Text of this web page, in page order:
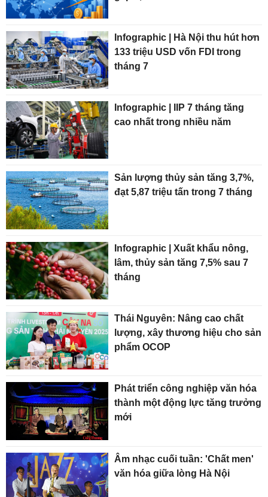
Infographic | Hà Nội thu hút hơn
133 triệu USD vốn FDI trong
tháng 7
Infographic | IIP 7 tháng tăng
cao nhất trong nhiều năm
Sản lượng thủy sản tăng 3,7%,
đạt 5,87 triệu tấn trong 7 tháng
Infographic | Xuất khẩu nông,
lâm, thủy sản tăng 7,5% sau 7
tháng
Thái Nguyên: Nâng cao chất
lượng, xây thương hiệu cho sản
phẩm OCOP
Phát triển công nghiệp văn hóa
thành một động lực tăng trưởng
mới
Âm nhạc cuối tuần: 'Chất men'
văn hóa giữa lòng Hà Nội